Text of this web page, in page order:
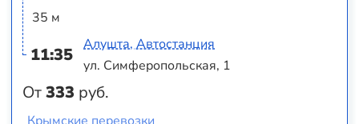
35 м
11:35
От333 руб.
Алушта, Автостанция
ул. Симферопольская, 1